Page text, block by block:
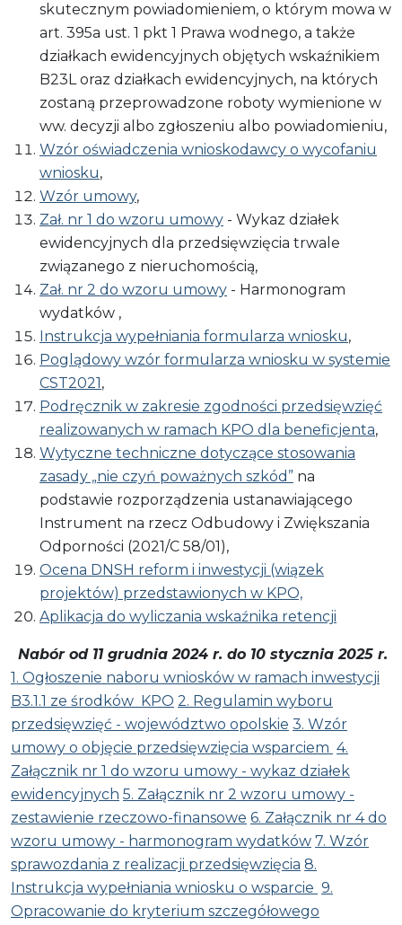
skutecznym powiadomieniem, o którym mowa w
art. 395a ust. 1 pkt 1 Prawa wodnego, a także
działkach ewidencyjnych objętych wskaźnikiem
B23L oraz działkach ewidencyjnych, na których
zostaną przeprowadzone roboty wymienione w
ww. decyzji albo zgłoszeniu albo powiadomieniu,
Wzór oświadczenia wnioskodawcy o wycofaniu
wniosku,
Wzór umowy,
Zał. nr 1 do wzoru umowy - Wykaz działek
ewidencyjnych dla przedsięwzięcia trwale
związanego z nieruchomością,
Zał. nr 2 do wzoru umowy - Harmonogram
wydatków ,
Instrukcja wypełniania formularza wniosku,
Poglądowy wzór formularza wniosku w systemie
CST2021,
Podręcznik w zakresie zgodności przedsięwzięć
realizowanych w ramach KPO dla beneficjenta,
Wytyczne techniczne dotyczące stosowania
zasady „nie czyń poważnych szkód” na
podstawie rozporządzenia ustanawiającego
Instrument na rzecz Odbudowy i Zwiększania
Odporności (2021/C 58/01),
Ocena DNSH reform i inwestycji (wiązek
projektów) przedstawionych w KPO,
Aplikacja do wyliczania wskaźnika retencji
Nabór od 11 grudnia 2024 r. do 10 stycznia 2025 r.
1. Ogłoszenie naboru wniosków w ramach inwestycji
B3.1.1 ze środków KPO 2. Regulamin wyboru
przedsięwzięć - województwo opolskie 3. Wzór
umowy o objęcie przedsięwzięcia wsparciem 4.
Załącznik nr 1 do wzoru umowy - wykaz działek
ewidencyjnych 5. Załącznik nr 2 wzoru umowy -
zestawienie rzeczowo-finansowe 6. Załącznik nr 4 do
wzoru umowy - harmonogram wydatków 7. Wzór
sprawozdania z realizacji przedsięwzięcia 8.
Instrukcja wypełniania wniosku o wsparcie 9.
Opracowanie do kryterium szczegółowego